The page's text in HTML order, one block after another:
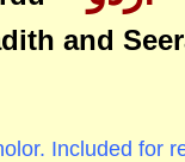
and
Included for